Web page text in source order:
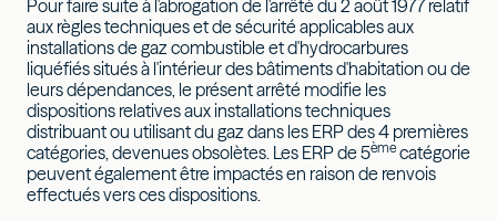
Pour faire suite à l'abrogation de l'arrêté du 2 août 1977 relatif
aux règles techniques et de sécurité applicables aux
installations de gaz combustible et d'hydrocarbures
liquéfiés situés à l'intérieur des bâtiments d'habitation ou de
leurs dépendances, le présent arrêté modifie les
dispositions relatives aux installations techniques
distribuant ou utilisant du gaz dans les ERP des 4 premières
catégories, devenues obsolètes. Les ERP de 5ème catégorie
peuvent également être impactés en raison de renvois
effectués vers ces dispositions.